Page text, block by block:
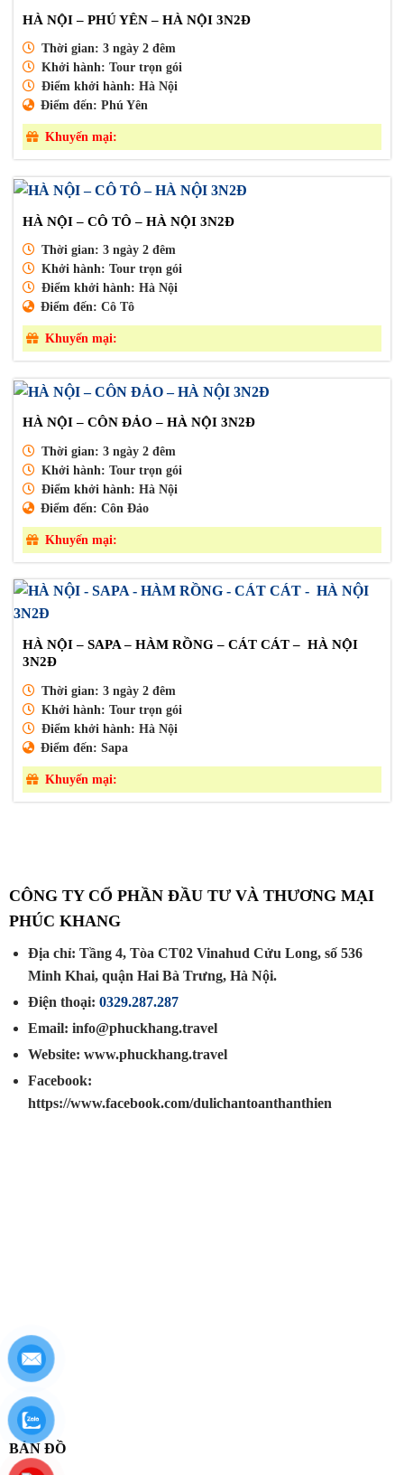
HÀ NỘI – PHÚ YÊN – HÀ NỘI 3N2Đ
Thời gian: 3 ngày 2 đêm
Khởi hành: Tour trọn gói
Điểm khởi hành: Hà Nội
Điểm đến: Phú Yên
Khuyến mại:
HÀ NỘI – CÔ TÔ – HÀ NỘI 3N2Đ
Thời gian: 3 ngày 2 đêm
Khởi hành: Tour trọn gói
Điểm khởi hành: Hà Nội
Điểm đến: Cô Tô
Khuyến mại:
HÀ NỘI – CÔN ĐẢO – HÀ NỘI 3N2Đ
Thời gian: 3 ngày 2 đêm
Khởi hành: Tour trọn gói
Điểm khởi hành: Hà Nội
Điểm đến: Côn Đảo
Khuyến mại:
HÀ NỘI – SAPA – HÀM RỒNG – CÁT CÁT – HÀ NỘI
3N2Đ
Thời gian: 3 ngày 2 đêm
Khởi hành: Tour trọn gói
Điểm khởi hành: Hà Nội
Điểm đến: Sapa
Khuyến mại:
CÔNG TY CỔ PHẦN ĐẦU TƯ VÀ THƯƠNG MẠI
PHÚC KHANG
Địa chỉ: Tầng 4, Tòa CT02 Vinahud Cửu Long, số 536
Minh Khai, quận Hai Bà Trưng, Hà Nội.
Điện thoại: 0329.287.287
Email: info@phuckhang.travel
Website: www.phuckhang.travel
Facebook:
https://www.facebook.com/dulichantoanthanthien
BẢN ĐỒ